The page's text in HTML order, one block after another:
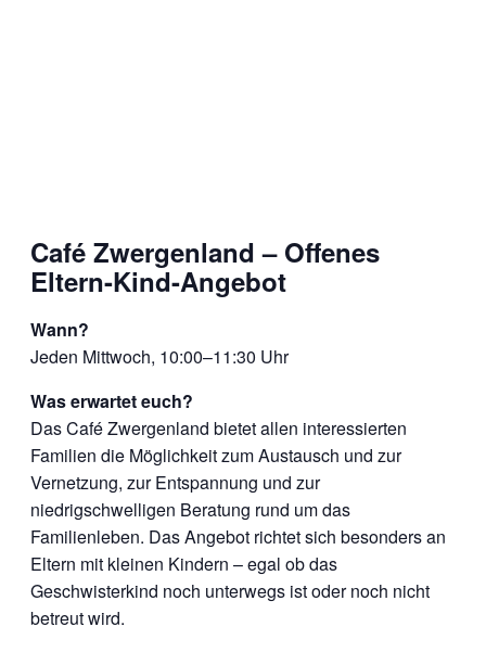
Café Zwergenland – Offenes
Eltern-Kind-Angebot
Wann?
Jeden Mittwoch, 10:00–11:30 Uhr
Was erwartet euch?
Das Café Zwergenland bietet allen interessierten
Familien die Möglichkeit zum Austausch und zur
Vernetzung, zur Entspannung und zur
niedrigschwelligen Beratung rund um das
Familienleben. Das Angebot richtet sich besonders an
Eltern mit kleinen Kindern – egal ob das
Geschwisterkind noch unterwegs ist oder noch nicht
betreut wird.